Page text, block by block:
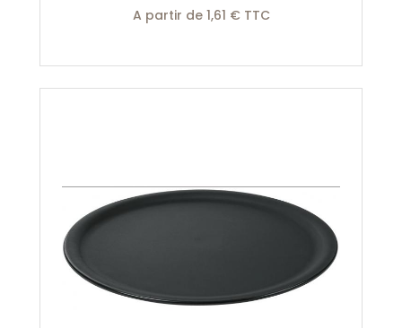
A partir de 1,61 € TTC